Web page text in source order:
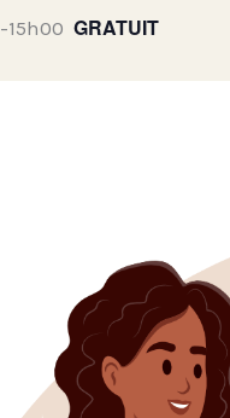
-15h00 GRATUIT